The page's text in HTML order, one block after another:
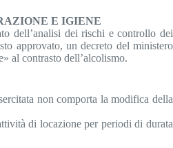
E IGIENE
dell’analisi dei rischi e controllo dei
approvato, un decreto del ministero
al contrasto dell’alcolismo.
non comporta la modifica della
di locazione per periodi di durata